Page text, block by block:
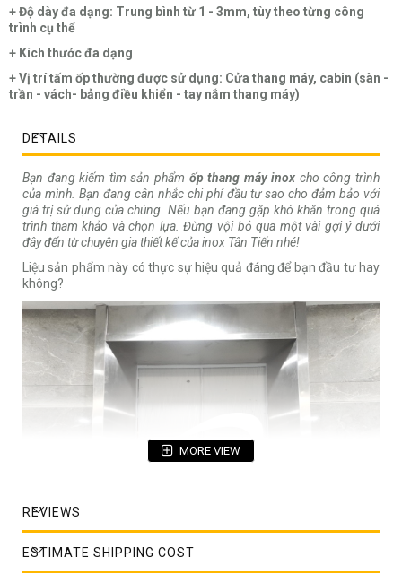
+ Độ dày đa dạng: Trung bình từ 1 - 3mm, tùy theo từng công
trình cụ thể
+ Kích thước đa dạng
+ Vị trí tấm ốp thường được sử dụng: Cửa thang máy, cabin (sàn -
trần - vách- bảng điều khiển - tay nắm thang máy)
DETAILS
Bạn đang kiếm tìm sản phẩm ốp thang máy inox cho công trình
của mình. Bạn đang cân nhắc chi phí đầu tư sao cho đảm bảo với
giá trị sử dụng của chúng. Nếu bạn đang gặp khó khăn trong quá
trình tham khảo và chọn lựa. Đừng vội bỏ qua một vài gợi ý dưới
đây đến từ chuyên gia thiết kế của inox Tân Tiến nhé!
Liệu sản phẩm này có thực sự hiệu quả đáng để bạn đầu tư hay
không?
MORE VIEW
REVIEWS
ESTIMATE SHIPPING COST